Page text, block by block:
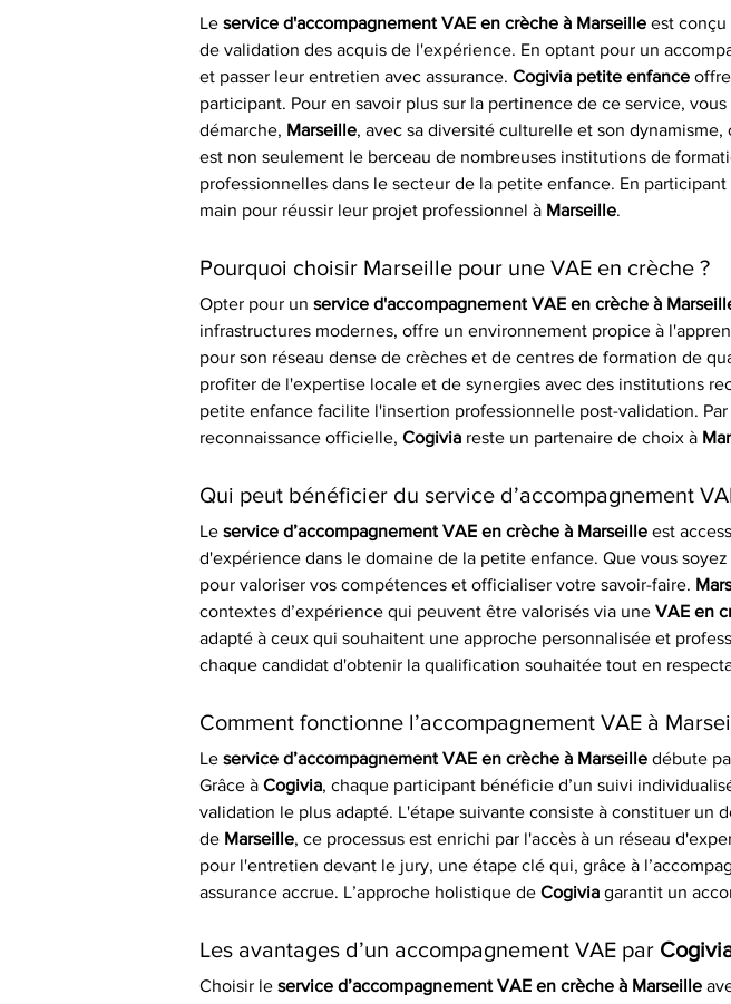
Le service d'accompagnement VAE en crèche à Marseille est conçu
de validation des acquis de l'expérience. En optant pour un
et passer leur entretien avec assurance. Cogivia petite enfance
participant. Pour en savoir plus sur la pertinence de ce service,
démarche, Marseille, avec sa diversité culturelle et son
est non seulement le berceau de nombreuses institutions de
professionnelles dans le secteur de la petite enfance. En
main pour réussir leur projet professionnel à Marseille.
Pourquoi choisir Marseille pour une VAE en crèche ?
Opter pour un service d'accompagnement VAE en crèche à
infrastructures modernes, offre un environnement propice à
pour son réseau dense de crèches et de centres de formation de
profiter de l'expertise locale et de synergies avec des institutions
petite enfance facilite l'insertion professionnelle post-validation.
reconnaissance officielle, Cogivia reste un partenaire de choix à
Qui peut bénéficier du service d’accompagnement
Le service d’accompagnement VAE en crèche à Marseille est
d'expérience dans le domaine de la petite enfance. Que vous
pour valoriser vos compétences et officialiser votre savoir-faire.
contextes d’expérience qui peuvent être valorisés via une VAE en
adapté à ceux qui souhaitent une approche personnalisée et
chaque candidat d'obtenir la qualification souhaitée tout en
Comment fonctionne l’accompagnement VAE à
Le service d’accompagnement VAE en crèche à Marseille débute
Grâce à Cogivia, chaque participant bénéficie d’un suivi
validation le plus adapté. L'étape suivante consiste à constituer un
de Marseille, ce processus est enrichi par l'accès à un réseau
pour l'entretien devant le jury, une étape clé qui, grâce à
assurance accrue. L’approche holistique de Cogivia garantit un
Les avantages d’un accompagnement VAE par
Choisir le service d’accompagnement VAE en crèche à Marseille